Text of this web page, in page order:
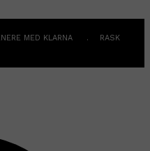
MED KLARNA . RASK